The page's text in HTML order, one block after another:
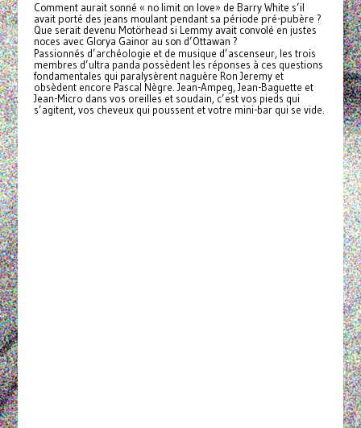
Comment aurait sonné « no limit on love» de Barry White s’il
avait porté des jeans moulant pendant sa période pré-pubère ?
Que serait devenu Motörhead si Lemmy avait convolé en justes
noces avec Glorya Gainor au son d’Ottawan ?
Passionnés d’archéologie et de musique d’ascenseur, les trois
membres d’ultra panda possèdent les réponses à ces questions
fondamentales qui paralysèrent naguère Ron Jeremy et
obsèdent encore Pascal Nègre. Jean-Ampeg, Jean-Baguette et
Jean-Micro dans vos oreilles et soudain, c’est vos pieds qui
s’agitent, vos cheveux qui poussent et votre mini-bar qui se vide.